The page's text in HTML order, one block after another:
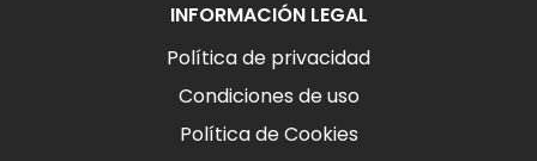
INFORMACIÓN LEGAL
Política de privacidad
Condiciones de uso
Política de Cookies